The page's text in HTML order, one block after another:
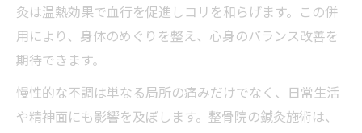
灸は温熱効果で血行を促進しコリを和らげます。この併
用により、身体のめぐりを整え、心身のバランス改善を
期待できます。
慢性的な不調は単なる局所の痛みだけでなく、日常生活
や精神面にも影響を及ぼします。整骨院の鍼灸施術は、